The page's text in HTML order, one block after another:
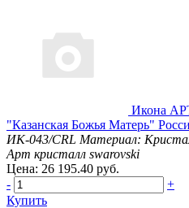
Икона
"Казанская Божья Матерь"
ИК-043/CRL Материал:
Арт кристалл swarovski
Цена: 26 195.40 руб.
-
+
Купить